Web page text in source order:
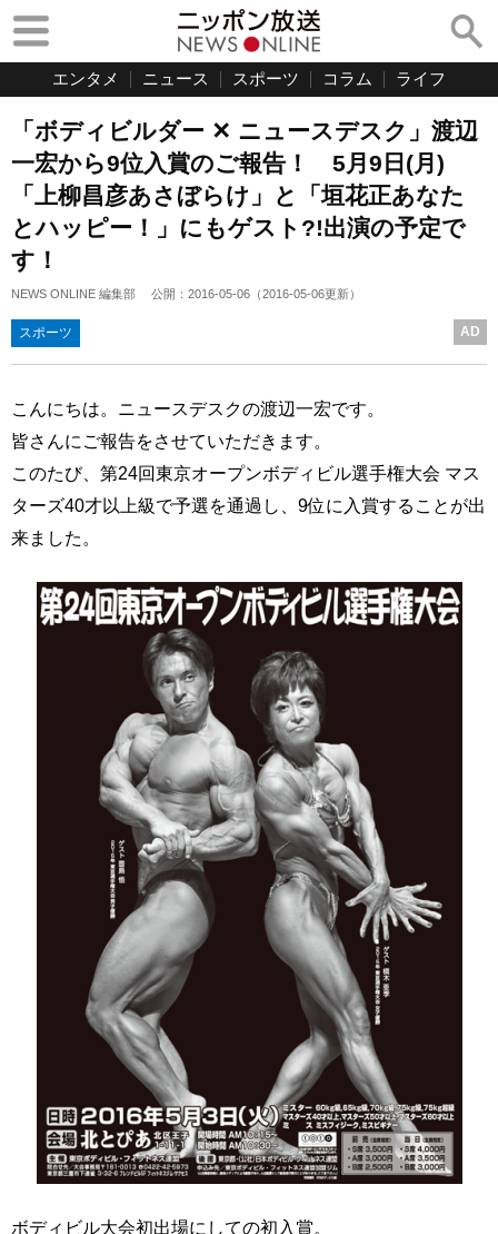
エンタメ ニュース スポーツ コラム ライフ
「ボディビルダー ✕ ニュースデスク」渡辺
一宏から9位入賞のご報告！ 5月9日(月)
「上柳昌彦あさぼらけ」と「垣花正あなた
とハッピー！」にもゲスト?!出演の予定で
す！
NEWS ONLINE 編集部 公開： 2016-05-06 （2016-05-06更新）
スポーツ AD
こんにちは。ニュースデスクの渡辺一宏です。
皆さんにご報告をさせていただきます。
このたび、第24回東京オープンボディビル選手権大会 マス
ターズ40才以上級で予選を通過し、9位に入賞することが出
来ました。
ボディビル大会初出場にしての初入賞。